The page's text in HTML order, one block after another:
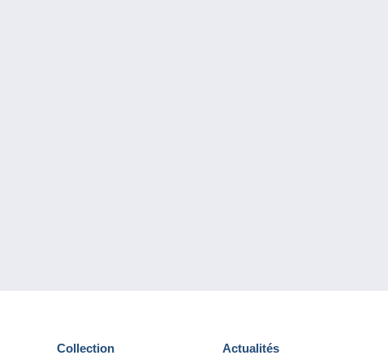
Collection Actualités